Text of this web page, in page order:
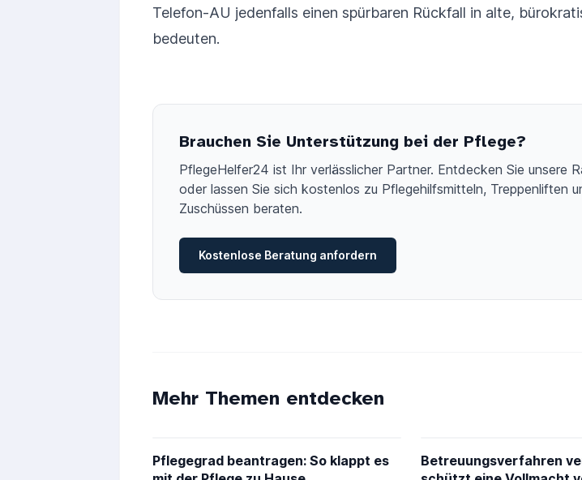
Telefon-AU jedenfalls einen spürbaren Rückfall in alte,
bedeuten.
Brauchen Sie Unterstützung bei der Pflege?
PflegeHelfer24 ist Ihr verlässlicher Partner. Entdecken Sie unsere
oder lassen Sie sich kostenlos zu Pflegehilfsmitteln, Treppenliften
Zuschüssen beraten.
Kostenlose Beratung anfordern
Mehr Themen entdecken
Pflegegrad beantragen: So klappt es
Betreuungsverfahren